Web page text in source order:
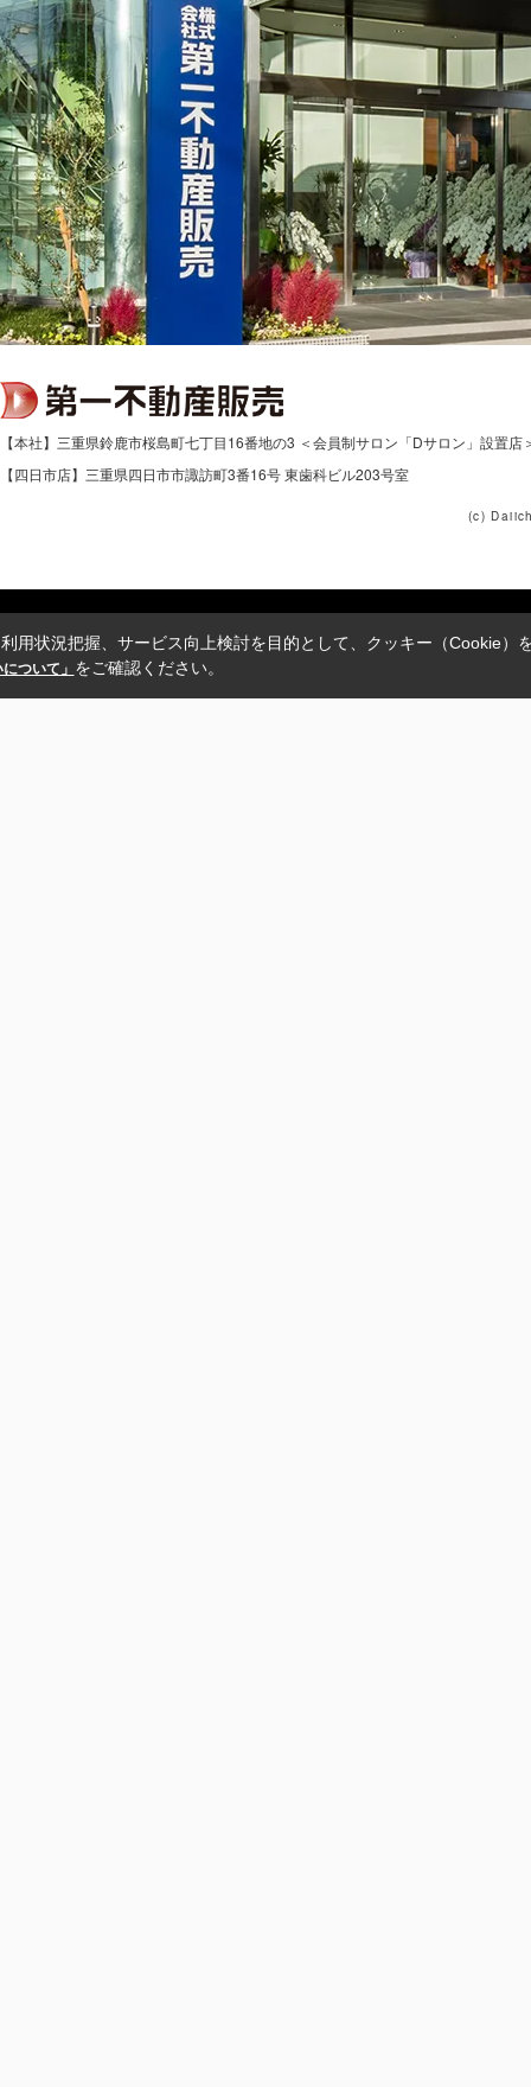
【本社】三重県鈴鹿市桜島町七丁目16番地の3 ＜会員制サロン「Dサロン」設置店
【四日市店】三重県四日市市諏訪町3番16号 東歯科ビル203号室
(c)
用状況把握、サービス向上検討を目的として、クッキー（Cookie）
ついて」 をご確認ください。